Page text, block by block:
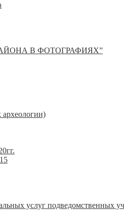
В ФОТОГРАФИЯХ”
услуг подведомственных